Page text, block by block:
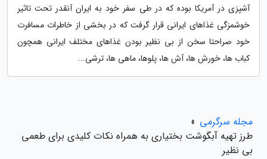
آشپزی در آمریکا بوده که در طی سفر خود به ایران آنقدر تحت تاثیر
خوشمزگی غذاهای ایرانی قرار گرفت که در بخشی از خاطرات مسافرت
خود صراحتا سخن از بی نظیر بودن غذاهای مختلف ایرانی همچون
کباب ها، خورش ها، آش ها، پلوها، ماهی ها، ترشی...
مجله سرگرمی »
طرز تهیه آبگوشت بختیاری به همراه نکات کلیدی برای طعمی
بی نظیر